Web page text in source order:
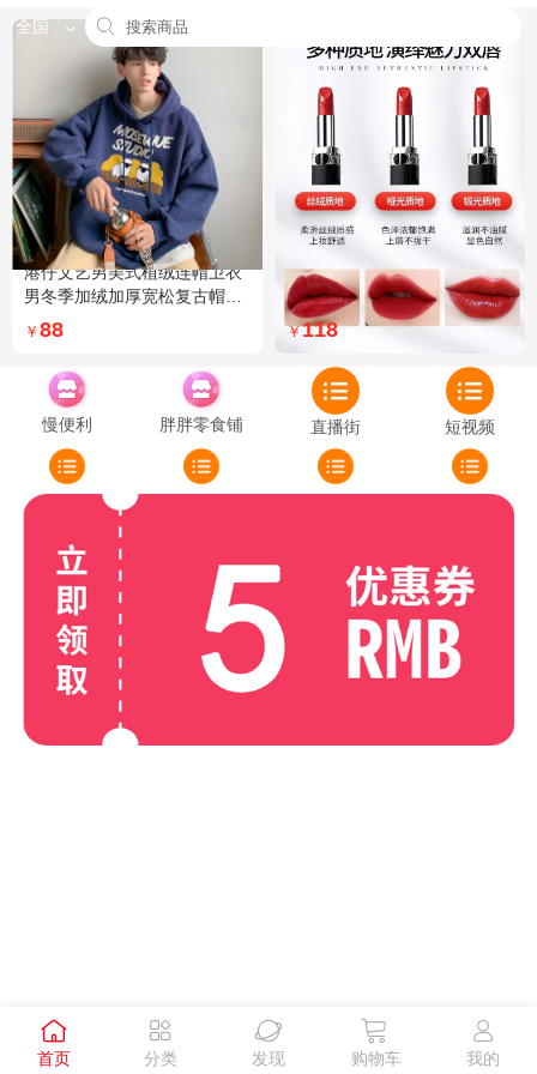
全国
港仔文艺男美式植绒连帽卫衣
男冬季加绒加厚宽松复古帽衫
外套 XXL 加绒 5XL 灰色加绒
￥ 88
Dior迪奥全新烈艳蓝金口红品
牌授权经典藤格纹饰带丝绒质
地999色号传奇红唇哑光 哑光
￥118
慢便利 胖胖零食铺 直播街 短视频

首页

分类

发现

购物车

我的